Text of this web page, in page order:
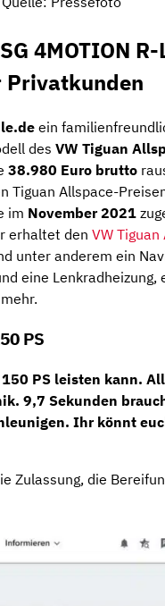
4MOTION
Privatkunden
ein
des VW Tiguan
38.980 Euro brutto
Tiguan Allspace-
im November 2021
erhaltet den VW Tiguan
unter anderem ein
eine Lenkradheizung,
PS
150 PS leisten kann.
9,7 Sekunden
Ihr könnt
Zulassung, die